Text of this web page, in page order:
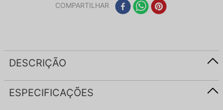
COMPARTILHAR
DESCRIÇÃO
ESPECIFICAÇÕES